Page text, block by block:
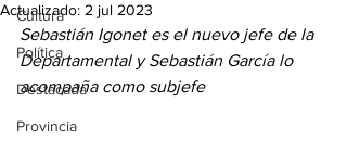
Cultura
Política
Destacada
Provincia
Actualizado: 2 jul 2023
Sebastián Igonet es el nuevo jefe de la
Departamental y Sebastián García lo
acompaña como subjefe